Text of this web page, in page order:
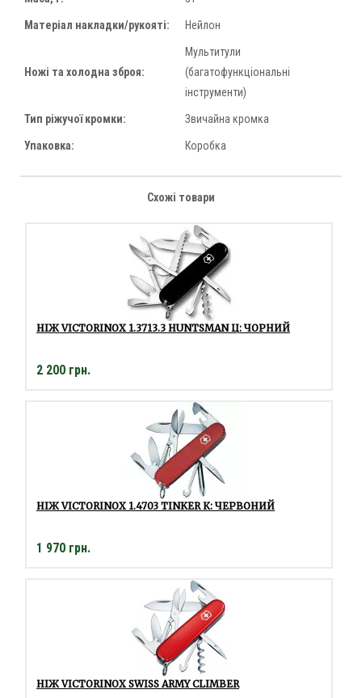
Матеріал накладки/рукояті: Нейлон
Ножі та холодна зброя:
Мультитули
(багатофункціональні
інструменти)
Тип ріжучої кромки: Звичайна кромка
Упаковка: Коробка
Схожі товари
НІЖ VICTORINOX 1.3713.3 HUNTSMAN Ц: ЧОРНИЙ
2 200 грн.
НІЖ VICTORINOX 1.4703 TINKER К: ЧЕРВОНИЙ
1 970 грн.
НІЖ VICTORINOX SWISS ARMY CLIMBER